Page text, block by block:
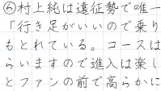
村上純は遠征勢で唯一
「行き足がいいので乗
もとれている。コース
らいますので進入は楽
とファンの前で高らか